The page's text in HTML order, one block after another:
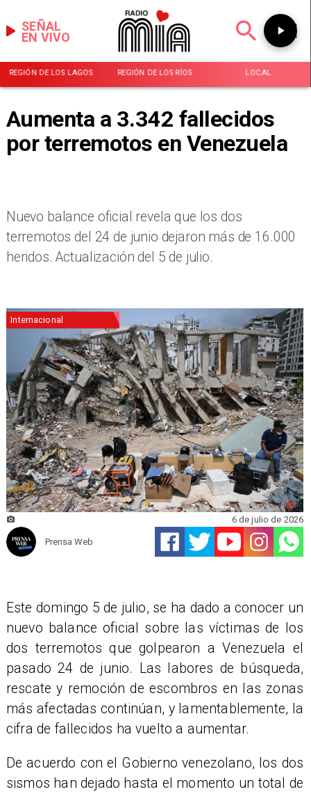
EN VIVO
SEÑAL
REGIÓN DE LOS LAGOS REGIÓN DE LOS RÍOS LOCAL
Aumenta a 3.342 fallecidos
por terremotos en Venezuela
Nuevo balance oficial revela que los dos
terremotos del 24 de junio dejaron más de 16.000
heridos. Actualización del 5 de julio.
Internacional
Prensa Web
6 de julio de 2026
Este domingo 5 de julio, se ha dado a conocer un
nuevo balance oficial sobre las víctimas de los
dos terremotos que golpearon a Venezuela el
pasado 24 de junio. Las labores de búsqueda,
rescate y remoción de escombros en las zonas
más afectadas continúan, y lamentablemente, la
cifra de fallecidos ha vuelto a aumentar.
De acuerdo con el Gobierno venezolano, los dos
sismos han dejado hasta el momento un total de